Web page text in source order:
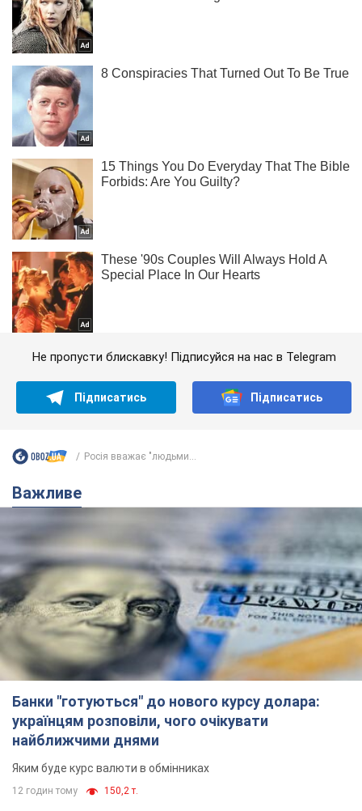
Не пропусти блискавку! Підписуйся на нас в Telegram
Підписатись Підписатись
Росія вважає "людьми...
Важливе
Банки "готуються" до нового курсу долара:
українцям розповіли, чого очікувати
найближчими днями
Яким буде курс валюти в обмінниках
12 годин тому 150,2 т.